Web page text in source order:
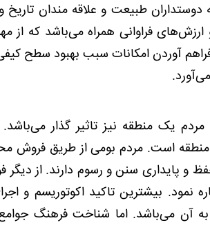
طبیعت و علاقه مندان
فراوانی همراه می‌باشد که از
آوردن امکانات سبب بهبود سطح
یک منطقه نیز تاثیر گذار
منطقه است. مردم بومی از طریق فروش
و پایداری سنن و رسوم دارند. از دیگر
نمود. بیشترین تاکید اکوتوریسم و
آن می‌باشد. اما شناخت فرهنگ جوامع